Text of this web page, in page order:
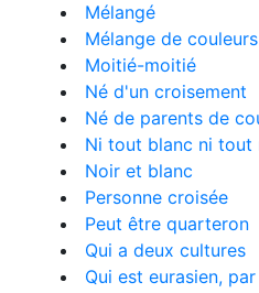
Mélangé
Mélange de couleurs
Moitié-moitié
Né d'un croisement
Né de parents de
Ni tout blanc ni tout
Noir et blanc
Personne croisée
Peut être quarteron
Qui a deux cultures
Qui est eurasien,